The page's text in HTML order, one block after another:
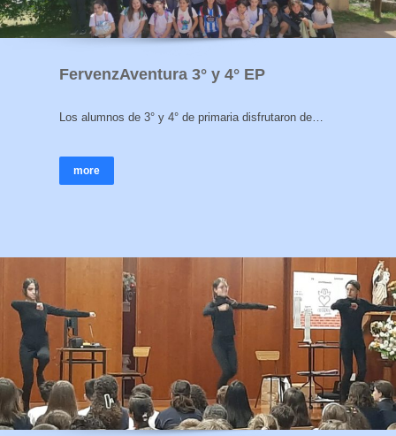
FervenzAventura 3° y 4° EP
Los alumnos de 3° y 4° de primaria disfrutaron de…
more